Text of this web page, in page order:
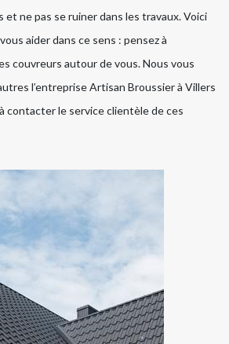
et ne pas se ruiner dans les travaux. Voici
aider dans ce sens : pensez à
couvreurs autour de vous. Nous vous
l’entreprise Artisan Broussier à Villers
contacter le service clientèle de ces